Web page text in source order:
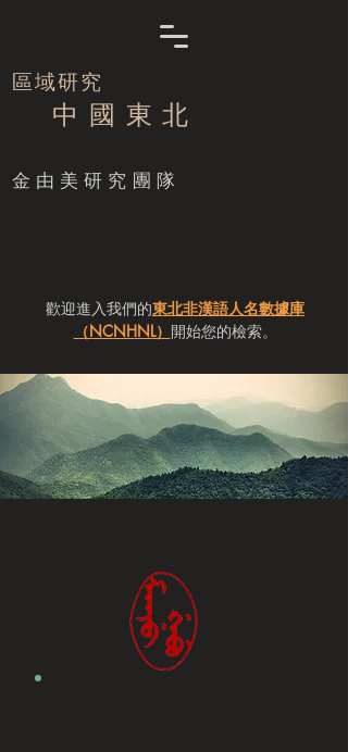
區域研究
中 國 東 北
​金由美研究團隊
歡迎進入我們的東北非漢語人名數據庫
（NCNHNL） 開始您的檢索。